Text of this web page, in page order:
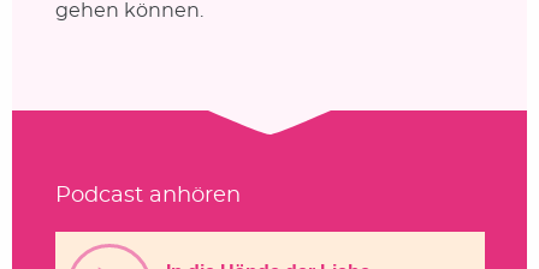
gehen können.
Podcast anhören